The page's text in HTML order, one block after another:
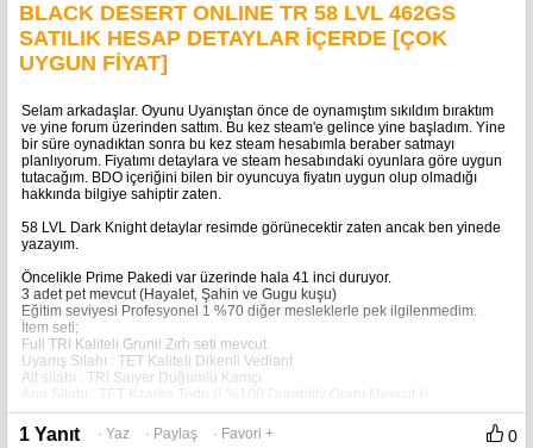
BLACK DESERT ONLINE TR 58 LVL 462GS
SATILIK HESAP DETAYLAR İÇERDE [ÇOK
UYGUN FİYAT]
Selam arkadaşlar. Oyunu Uyanıştan önce de oynamıştım sıkıldım bıraktım
ve yine forum üzerinden sattım. Bu kez steam'e gelince yine başladım. Yine
bir süre oynadıktan sonra bu kez steam hesabımla beraber satmayı
planlıyorum. Fiyatımı detaylara ve steam hesabındaki oyunlara göre uygun
tutacağım. BDO içeriğini bilen bir oyuncuya fiyatın uygun olup olmadığı
hakkında bilgiye sahiptir zaten.
58 LVL Dark Knight detaylar resimde görünecektir zaten ancak ben yinede
yazayım.
Öncelikle Prime Pakedi var üzerinde hala 41 inci duruyor.
3 adet pet mevcut (Hayalet, Şahin ve Gugu kuşu)
Eğitim seviyesi Profesyonel 1 %70 diğer mesleklerle pek ilgilenmedim.
İtem seti;
Full TRI Kaliteli Grunil Zırh seti mevcut.
Uyanış Silahı : TET Kaliteli Dikenli Vediant
Alt silahı : TRI Saiyer Düğümlü Kamçı
Ana Silahı : TET Kzarka Tedo (( %100 Durabilty Oranı Mevcut ))
Aksesuar : Dual DUO Asula Küpe, Dual PRI Asula yüzük, Asula kolye
DUO Kadim Silah Çekirdeği
1 Yanıt · Yaz · Paylaş · Favori + 0